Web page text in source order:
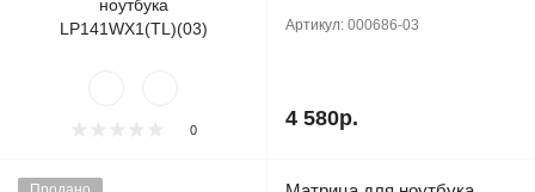
0
Артикул: 000686-03
4 580р.